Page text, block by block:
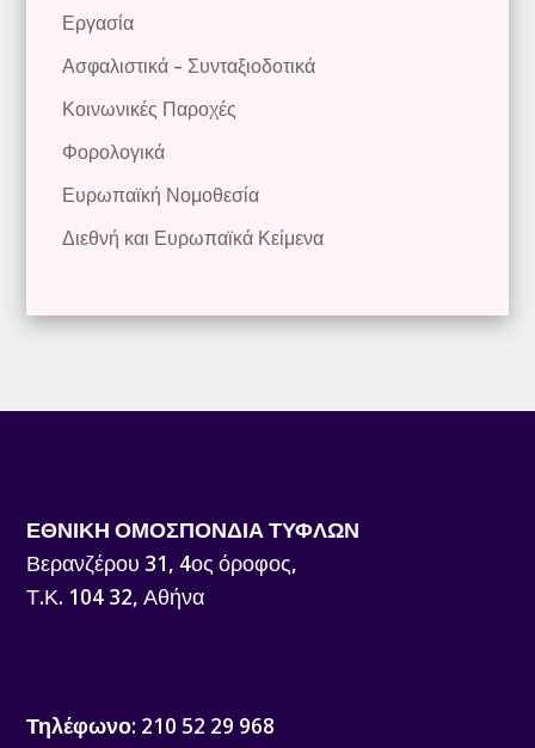
Εργασία
Ασφαλιστικά – Συνταξιοδοτικά
Κοινωνικές Παροχές
Φορολογικά
Ευρωπαϊκή Νομοθεσία
Διεθνή και Ευρωπαϊκά Κείμενα
ΕΘΝΙΚΗ ΟΜΟΣΠΟΝΔΙΑ ΤΥΦΛΩΝ
Βερανζέρου 31, 4ος όροφος,
Τ.Κ. 104 32, Αθήνα
Τηλέφωνο: 210 52 29 968